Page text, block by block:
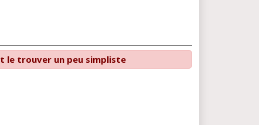
le trouver un peu simpliste